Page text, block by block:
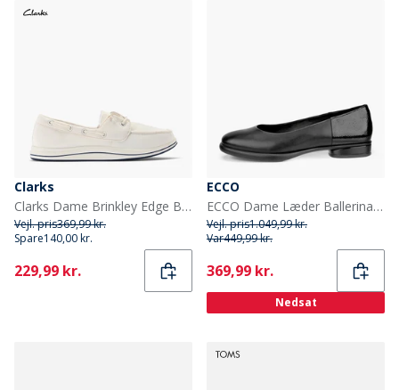
Clarks
Clarks Dame Brinkley Edge Bådsko Hvid
Vejl. pris369,99 kr.
Spare140,00 kr.
Current
229,99 kr.
ECCO
ECCO Dame Læder Ballerina Sko Sort
Vejl. pris1.049,99 kr.
Var449,99 kr.
Current
369,99 kr.
Nedsat